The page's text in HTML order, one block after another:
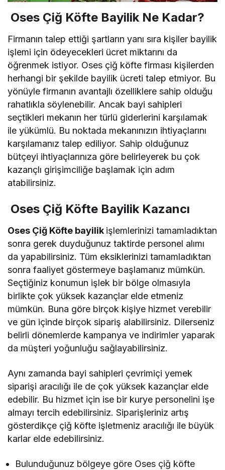
Oses Çiğ Köfte Bayilik Ne Kadar?
Firmanın talep ettiği şartların yanı sıra kişiler bayilik
işlemi için ödeyecekleri ücret miktarını da
öğrenmek istiyor. Oses çiğ köfte firması kişilerden
herhangi bir şekilde bayilik ücreti talep etmiyor. Bu
yönüyle firmanın avantajlı özelliklere sahip olduğu
rahatlıkla söylenebilir. Ancak bayi sahipleri
seçtikleri mekanın her türlü giderlerini karşılamak
ile yükümlü. Bu noktada mekanınızın ihtiyaçlarını
karşılamanız talep ediliyor. Sahip olduğunuz
bütçeyi ihtiyaçlarınıza göre belirleyerek bu çok
kazançlı girişimciliğe başlamak için adım
atabilirsiniz.
Oses Çiğ Köfte Bayilik Kazancı
Oses Çiğ Köfte bayilik işlemlerinizi tamamladıktan
sonra gerek duyduğunuz taktirde personel alımı
da yapabilirsiniz. Tüm eksiklerinizi tamamladıktan
sonra faaliyet göstermeye başlamanız mümkün.
Seçtiğiniz konumun işlek bir bölge olmasıyla
birlikte çok yüksek kazançlar elde etmeniz
mümkün. Buna göre birçok kişiye hizmet verebilir
ve gün içinde birçok sipariş alabilirsiniz. Dilerseniz
belirli dönemlerde kampanya ve indirimler yaparak
da müşteri yoğunluğu sağlayabilirsiniz.
Aynı zamanda bayi sahipleri çevrimiçi yemek
siparişi aracılığı ile de çok yüksek kazançlar elde
edebilir. Bu hizmet için ise bir kurye personelini işe
almayı tercih edebilirsiniz. Siparişleriniz artış
gösterdikçe çiğ köfte işletmeniz aracılığı ile büyük
karlar elde edebilirsiniz.
Bulunduğunuz bölgeye göre Oses çiğ köfte